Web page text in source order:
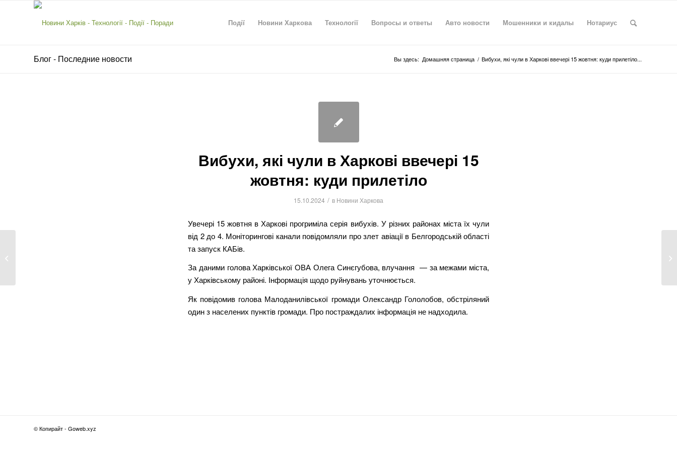
Події Новини Харкова Технології Вопросы и ответы Авто новости Мошенники и кидалы Нотариус
Блог - Последние новости Вы здесь: Домашняя страница / Вибухи, які чули в Харкові ввечері 15 жовтня: куди прилетіло...
Вибухи, які чули в Харкові ввечері 15
жовтня: куди прилетіло
15.10.2024 / в Новини Харкова
Увечері 15 жовтня в Харкові прогриміла серія вибухів. У різних районах міста їх чули
від 2 до 4. Моніторингові канали повідомляли про злет авіації в Белгородській області
та запуск КАБів.
За даними голова Харківської ОВА Олега Синєгубова, влучання — за межами міста,
у Харківському районі. Інформація щодо руйнувань уточнюється.
Як повідомив голова Малоданилівської громади Олександр Гололобов, обстріляний
один з населених пунктів громади. Про постраждалих інформація не надходила.
© Копирайт - Goweb.xyz